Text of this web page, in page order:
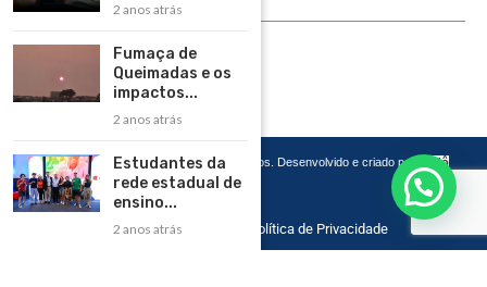
ASSINE
Copyright 2026 – Todos os Direitos Reservados. Desenvolvido e criado por
Cadô
Agência de Marketing
Home Contato Política de Privacidade
2 anos atrás
Fumaça de
Queimadas e os
impactos...
2 anos atrás
Estudantes da
rede estadual de
ensino...
2 anos atrás